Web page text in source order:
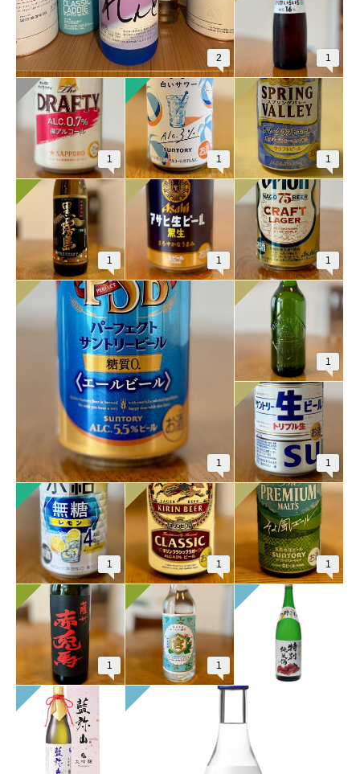
2 1
1 1 1
1 1 1
1
1
1
1 1 1
1 1